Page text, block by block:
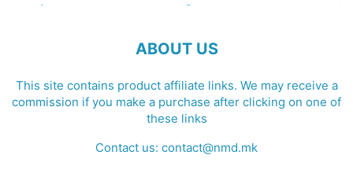
ABOUT US
This site contains product affiliate links. We may receive a
commission if you make a purchase after clicking on one of
these links
Contact us: contact@nmd.mk